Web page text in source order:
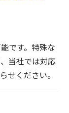
です。特殊な
当社では対応
せください。